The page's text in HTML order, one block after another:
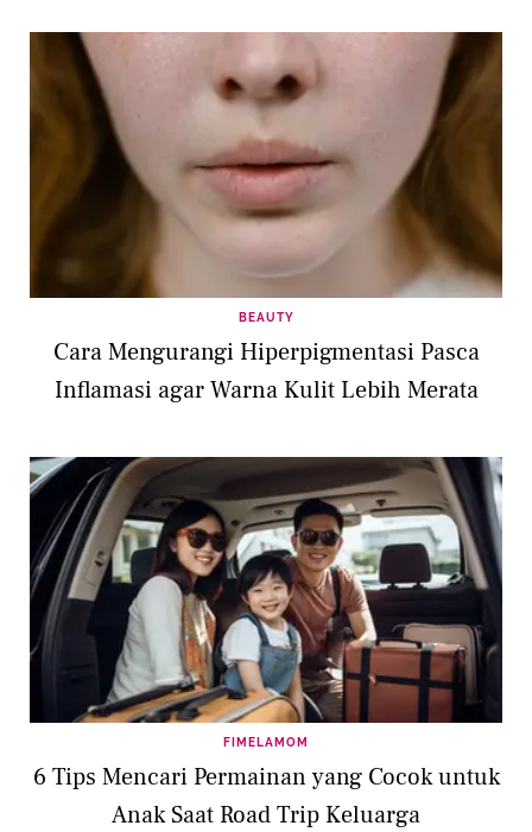
BEAUTY
Cara Mengurangi Hiperpigmentasi Pasca
Inflamasi agar Warna Kulit Lebih Merata
FIMELAMOM
6 Tips Mencari Permainan yang Cocok untuk
Anak Saat Road Trip Keluarga